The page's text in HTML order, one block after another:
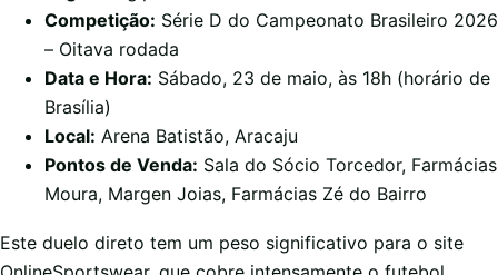
Competição: Série D do Campeonato Brasileiro 2026
– Oitava rodada
Data e Hora: Sábado, 23 de maio, às 18h (horário de
Brasília)
Local: Arena Batistão, Aracaju
Pontos de Venda: Sala do Sócio Torcedor, Farmácias
Moura, Margen Joias, Farmácias Zé do Bairro
Este duelo direto tem um peso significativo para o site